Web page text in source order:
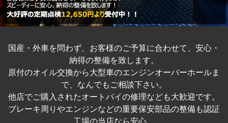
国産・外車を問わず、お客様のご予算に合わせて、安心・
納得の整備を致します。
原付のオイル交換から大型車のエンジンオーバーホールま
で、なんでもご相談下さい。
他店でご購入されたオートバイの修理なども大歓迎です。
ブレーキ周りやエンジンなどの重要保安部品の整備も認証